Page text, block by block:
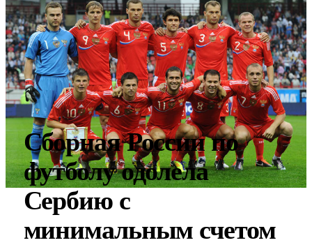
Сборная России по
футболу одолела
Сербию с
минимальным счетом